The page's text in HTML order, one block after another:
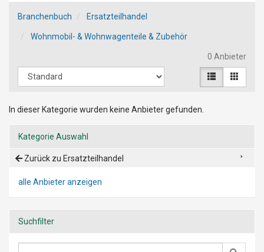
Branchenbuch Ersatzteilhandel
Wohnmobil- & Wohnwagenteile & Zubehör
0 Anbieter
In dieser Kategorie wurden keine Anbieter gefunden.
Kategorie Auswahl
Zurück zu Ersatzteilhandel
alle Anbieter anzeigen
Suchfilter